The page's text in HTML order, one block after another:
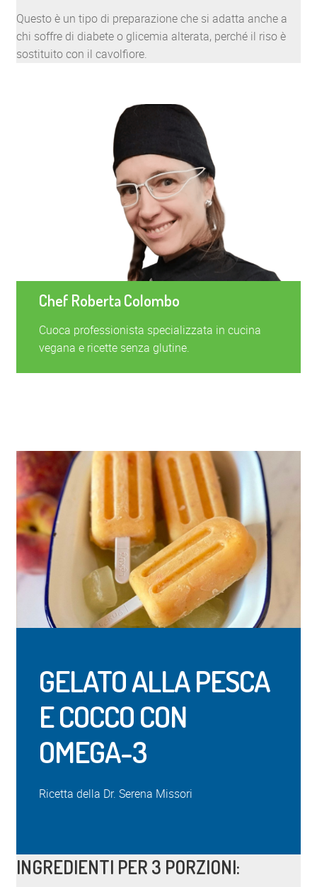
Questo è un tipo di preparazione che si adatta anche a
chi soffre di diabete o glicemia alterata, perché il riso è
sostituito con il cavolfiore.
Chef Roberta Colombo
Cuoca professionista specializzata in cucina
vegana e ricette senza glutine.
GELATO ALLA PESCA
E COCCO CON
OMEGA-3
Ricetta della Dr. Serena Missori
INGREDIENTI PER 3 PORZIONI: